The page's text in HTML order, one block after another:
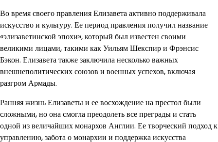
Во время своего правления Елизавета активно поддерживала
искусство и культуру. Ее период правления получил название
«элизаветинской эпохи», который был известен своими
великими лицами, такими как Уильям Шекспир и Фрэнсис
Бэкон. Елизавета также заключила несколько важных
внешнеполитических союзов и военных успехов, включая
разгром Армады.
Ранняя жизнь Елизаветы и ее восхождение на престол были
сложными, но она смогла преодолеть все преграды и стать
одной из величайших монархов Англии. Ее творческий подход к
управлению, забота о монархии и поддержка искусства